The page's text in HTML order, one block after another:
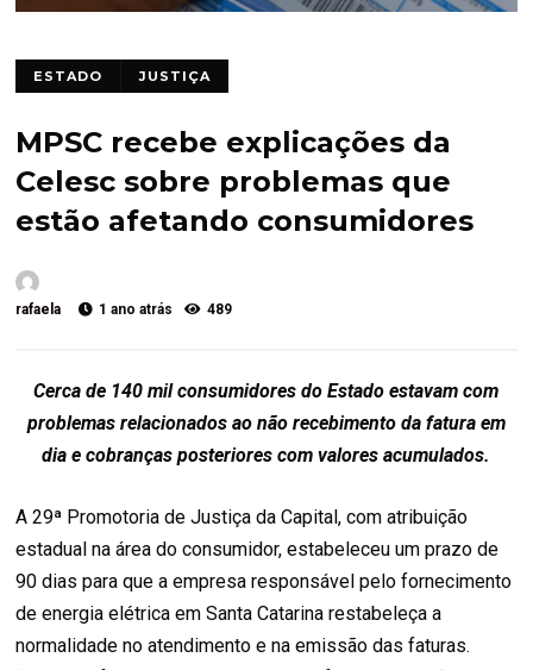
ESTADO JUSTIÇA
MPSC recebe explicações da
Celesc sobre problemas que
estão afetando consumidores
rafaela 1 ano atrás 489
Cerca de 140 mil consumidores do Estado estavam com
problemas relacionados ao não recebimento da fatura em
dia e cobranças posteriores com valores acumulados.
A 29ª Promotoria de Justiça da Capital, com atribuição
estadual na área do consumidor, estabeleceu um prazo de
90 dias para que a empresa responsável pelo fornecimento
de energia elétrica em Santa Catarina restabeleça a
normalidade no atendimento e na emissão das faturas.